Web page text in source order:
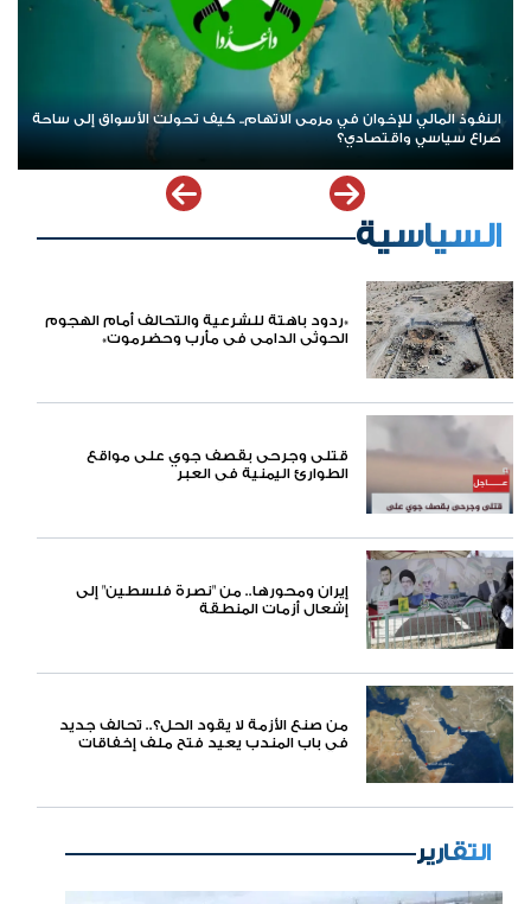
«الخزانة» الأميركية تدعم الين الياباني بـ10 مليارات دولار
السياسية
*ردود باهتة للشرعية والتحالف أمام الهجوم
الحوثي الدامي في مأرب وحضرموت*
قتلى وجرحى بقصف جوي على مواقع
الطوارئ اليمنية في العبر
إيران ومحورها.. من "نصرة فلسطين" إلى
إشعال أزمات المنطقة
من صنع الأزمة لا يقود الحل؟.. تحالف جديد
في باب المندب يعيد فتح ملف إخفاقات
التقارير